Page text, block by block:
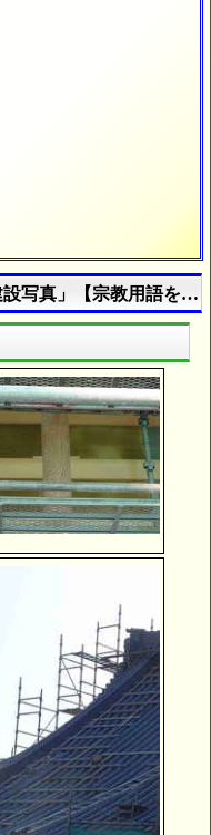
写真」【宗教用語を調